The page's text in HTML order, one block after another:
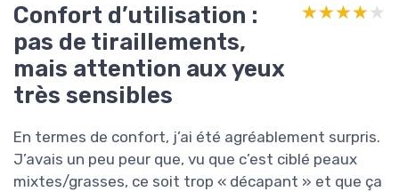
Confort d’utilisation :
pas de tiraillements,
mais attention aux yeux
très sensibles
★★★★★
★★★★★
En termes de confort, j’ai été agréablement surpris.
J’avais un peu peur que, vu que c’est ciblé peaux
mixtes/grasses, ce soit trop « décapant » et que ça